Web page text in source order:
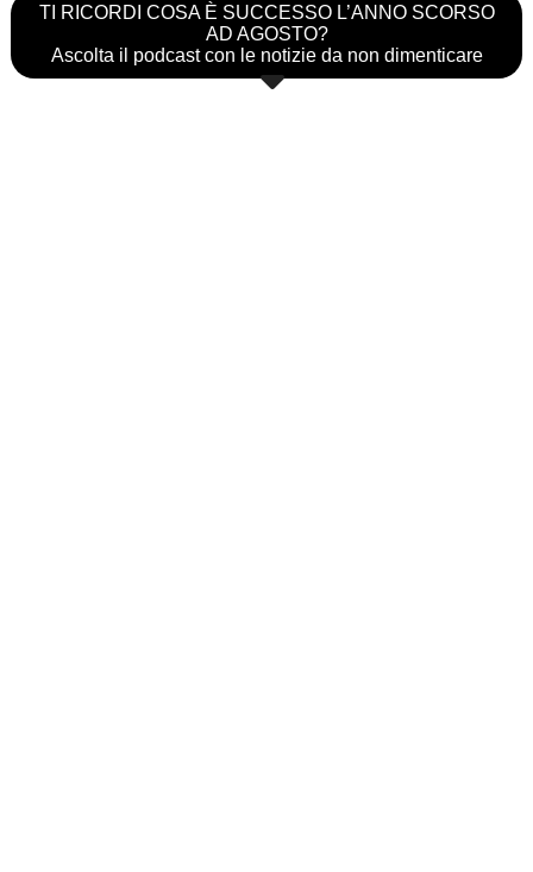
TI RICORDI COSA È SUCCESSO L’ANNO SCORSO
AD AGOSTO?
Ascolta il podcast con le notizie da non dimenticare